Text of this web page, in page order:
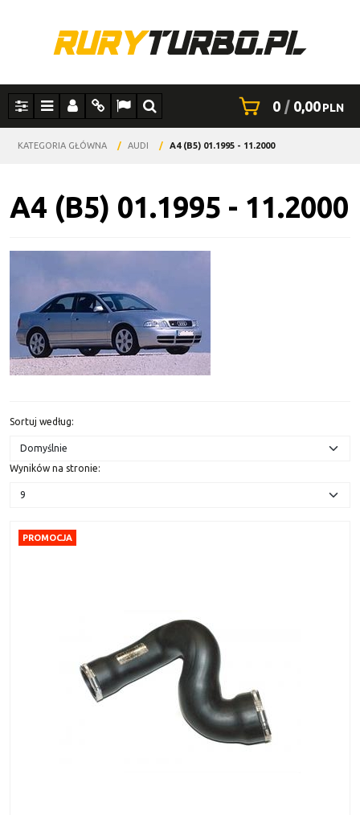
PanelMenuPanelInfoLangSzukaj
0 | 0,00PLN
KATEGORIA GŁÓWNA / AUDI / A4 (B5) 01.1995 - 11.2000
A4 (B5) 01.1995 - 11.2000
Sortuj według:
Wyników na stronie:
PROMOCJA